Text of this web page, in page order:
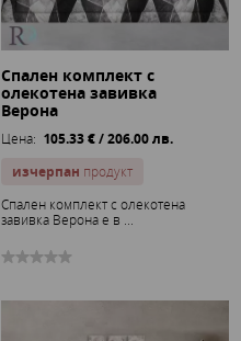
Спален комплект с
олекотена завивка
Верона
Цена: 105.33 € / 206.00 лв.
изчерпан продукт
Спален комплект с олекотена
завивка Верона е в ...